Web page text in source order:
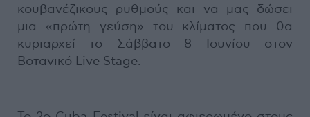
κουβανέζικους ρυθμούς και να μας δώσει
μια «πρώτη γεύση» του κλίματος που θα
κυριαρχεί το Σάββατο 8 Ιουνίου στον
Βοτανικό Live Stage.